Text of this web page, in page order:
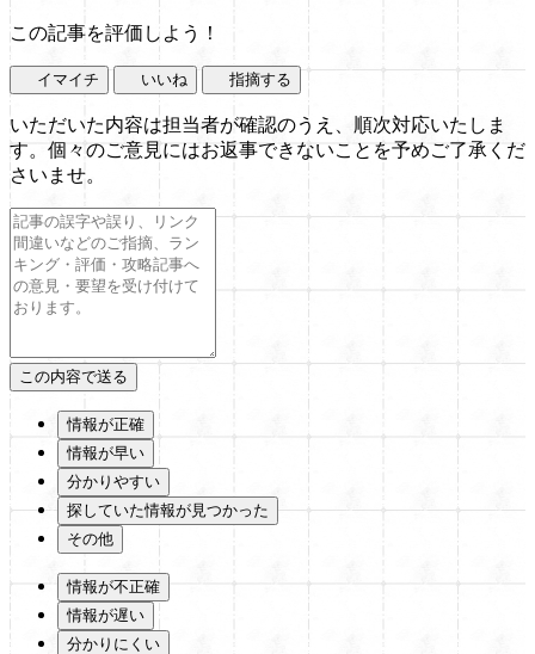
この記事を評価しよう！
イマイチ いいね 指摘する
いただいた内容は担当者が確認のうえ、順次対応いたしま
す。個々のご意見にはお返事できないことを予めご了承くだ
さいませ。
情報が正確
情報が早い
分かりやすい
探していた情報が見つかった
その他
情報が不正確
情報が遅い
分かりにくい